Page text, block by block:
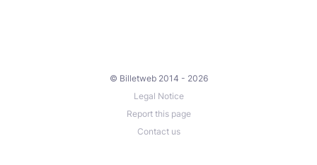
© Billetweb 2014 - 2026
Legal Notice
Report this page
Contact us